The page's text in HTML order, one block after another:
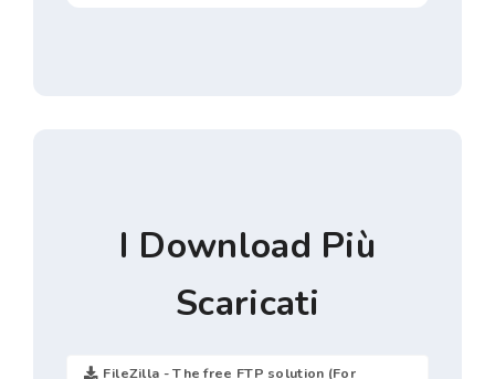
I Download Più
Scaricati
FileZilla - The free FTP solution (For